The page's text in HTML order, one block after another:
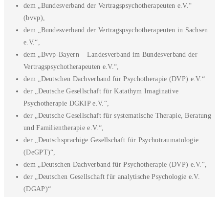
dem „Bundesverband der Vertragspsychotherapeuten e.V.“
(bvvp),
dem „Bundesverband der Vertragspsychotherapeuten in Sachsen
e.V.“,
dem „Bvvp-Bayern – Landesverband im Bundesverband der
Vertragspsychotherapeuten e.V.“,
dem „Deutschen Dachverband für Psychotherapie (DVP) e.V.“
der „Deutsche Gesellschaft für Katathym Imaginative
Psychotherapie DGKIP e.V.“,
der „Deutsche Gesellschaft für systematische Therapie, Beratung
und Familientherapie e.V.“,
der „Deutschsprachige Gesellschaft für Psychotraumatologie
(DeGPT)“,
dem „Deutschen Dachverband für Psychotherapie (DVP) e.V.“,
der „Deutschen Gesellschaft für analytische Psychologie e.V.
(DGAP)“